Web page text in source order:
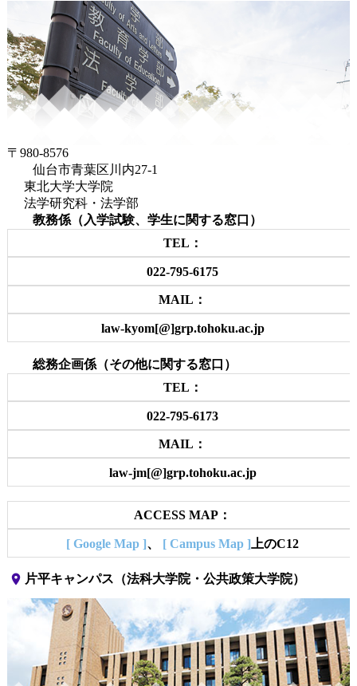
〒980-8576
仙台市青葉区川内27-1
東北大学大学院
法学研究科・法学部
教務係（入学試験、学生に関する窓口）
TEL：
022-795-6175
MAIL：
law-kyom[@]grp.tohoku.ac.jp
総務企画係（その他に関する窓口）
TEL：
022-795-6173
MAIL：
law-jm[@]grp.tohoku.ac.jp
ACCESS MAP：
[ Google Map ]、 [ Campus Map ] 上のC12
place 片平キャンパス（法科大学院・公共政策大学院）